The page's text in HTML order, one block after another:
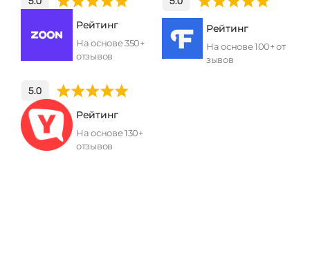
Рейтинг
На основе 350+
отзывов
Рейтинг
На основе 100+ от
зывов
Рейтинг
На основе 130+
отзывов